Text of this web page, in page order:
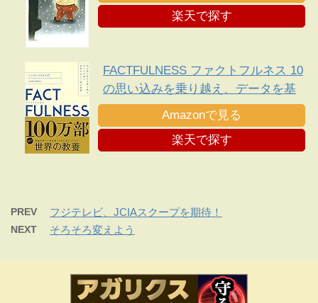
楽天で探す
FACTFULNESS ファクトフルネス 10
の思い込みを乗り越え、データを基
に世界を正しく見る習慣
Amazonで見る
楽天で探す
PREV フジテレビ、JCIAスクープを期待！
NEXT そろそろ変えよう